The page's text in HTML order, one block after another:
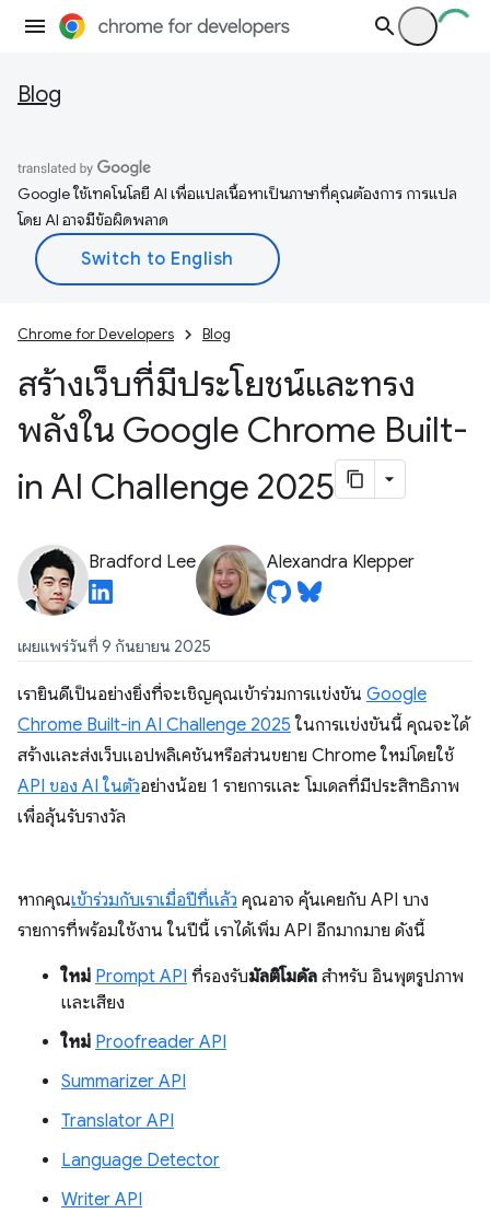
Blog
Google ใช้เทคโนโลยี AI เพื่อแปลเนื้อหาเป็นภาษาที่คุณต้องการ การแปล
โดย AI อาจมีข้อผิดพลาด
Chrome for Developers Blog
สร้างเว็บที่มีประโยชน์และทรง
พลังใน Google Chrome Built-
in AI Challenge 2025
Bradford Lee Alexandra Klepper
เผยแพร่วันที่ 9 กันยายน 2025
เรายินดีเป็นอย่างยิ่งที่จะเชิญคุณเข้าร่วมการแข่งขัน Google
Chrome Built-in AI Challenge 2025 ในการแข่งขันนี้ คุณจะได้
สร้างและส่งเว็บแอปพลิเคชันหรือส่วนขยาย Chrome ใหม่โดยใช้
API ของ AI ในตัวอย่างน้อย 1 รายการและ โมเดลที่มีประสิทธิภาพ
เพื่อลุ้นรับรางวัล
หากคุณเข้าร่วมกับเราเมื่อปีที่แล้ว คุณอาจ คุ้นเคยกับ API บาง
รายการที่พร้อมใช้งาน ในปีนี้ เราได้เพิ่ม API อีกมากมาย ดังนี้
ใหม่ Prompt API ที่รองรับมัลติโมดัล สำหรับ อินพุตรูปภาพ
และเสียง
ใหม่ Proofreader API
Summarizer API
Translator API
Language Detector
Writer API